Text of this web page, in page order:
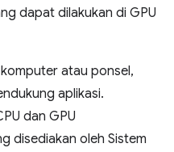
dapat dilakukan di GPU
atau ponsel,
aplikasi.
dan GPU
disediakan oleh Sistem